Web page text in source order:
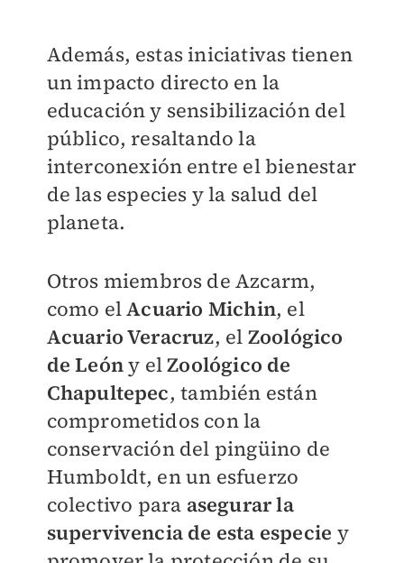
Además, estas iniciativas tienen
un impacto directo en la
educación y sensibilización del
público, resaltando la
interconexión entre el bienestar
de las especies y la salud del
planeta.
Otros miembros de Azcarm,
como elAcuario Michin, el
Acuario Veracruz, el Zoológico
de Leóny elZoológico de
Chapultepec, también están
comprometidos con la
conservación del pingüino de
Humboldt, en un esfuerzo
colectivo para asegurar la
supervivencia de esta especie y